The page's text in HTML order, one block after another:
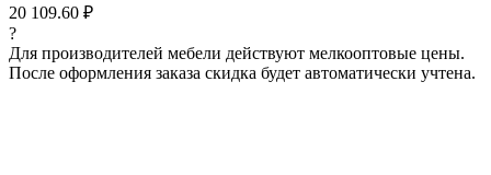
20 109.60 ₽
?
Для производителей мебели действуют мелкооптовые цены.
После оформления заказа скидка будет автоматически учтена.